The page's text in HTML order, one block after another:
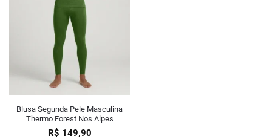
Blusa Segunda Pele Masculina
Thermo Forest Nos Alpes
R$ 149,90